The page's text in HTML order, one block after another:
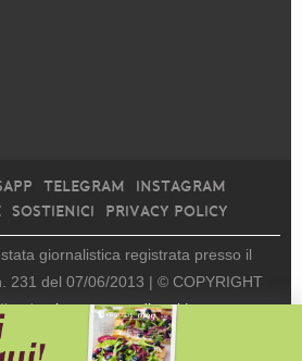
TELEGRAM
INSTAGRAM
SOSTIENICI PRIVACY POLICY
giornalistica registrata presso il
231 del 07/06/2013 | © COPYRIGHT
da viceversa media srl |